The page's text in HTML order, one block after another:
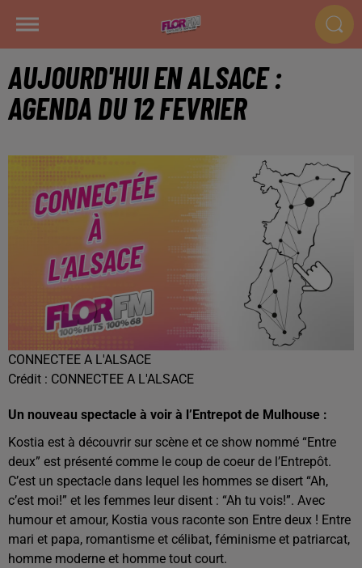
AUJOURD'HUI EN ALSACE :
AGENDA DU 12 FEVRIER
CONNECTEE A L'ALSACE
Crédit : CONNECTEE A L'ALSACE
Un nouveau spectacle à voir à l’Entrepot de Mulhouse :
Kostia est à découvrir sur scène et ce show nommé “Entre
deux” est présenté comme le coup de coeur de l’Entrepôt.
C’est un spectacle dans lequel les hommes se disert “Ah,
c’est moi!” et les femmes leur disent : “Ah tu vois!”. Avec
humour et amour, Kostia vous raconte son Entre deux ! Entre
mari et papa, romantisme et célibat, féminisme et patriarcat,
homme moderne et homme tout court.